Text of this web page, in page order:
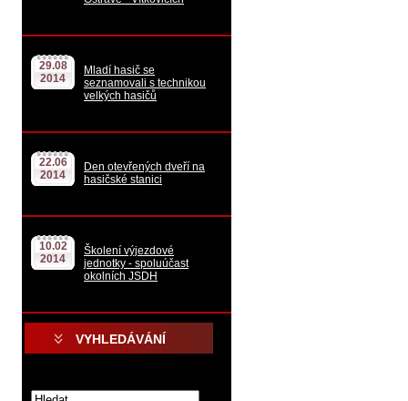
29.08
2014
Mladí hasič se
seznamovali s technikou
velkých hasičů
22.06
2014
Den otevřených dveří na
hasičské stanici
10.02
2014
Školení výjezdové
jednotky - spoluúčast
okolních JSDH
VYHLEDÁVÁNÍ